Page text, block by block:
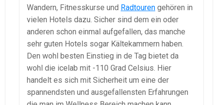
Wandern, Fitnesskurse und Radtouren gehören in
vielen Hotels dazu. Sicher sind dem ein oder
anderen schon einmal aufgefallen, das manche
sehr guten Hotels sogar Kältekammern haben.
Den wohl besten Einstieg in de Tag bietet da
wohl die icelab mit -110 Grad Celsius. Hier
handelt es sich mit Sicherheit um eine der
spannendsten und ausgefallensten Erfahrungen